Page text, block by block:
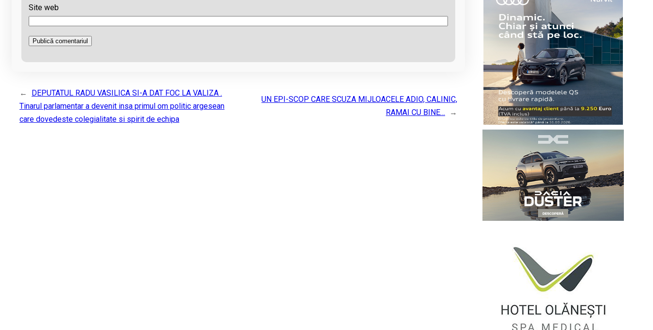
Site web
←
DEPUTATUL RADU VASILICA SI-A DAT FOC LA VALIZA .
Tinarul parlamentar a devenit insa primul om politic argesean
care dovedeste colegialitate si spirit de echipa
UN EPI-SCOP CARE SCUZA MIJLOACELE ADIO, CALINIC,
RAMAI CU BINE…
→